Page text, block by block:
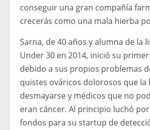
conseguir una gran compañía
crecerás como una mala hierba
Sarna, de 40 años y alumna de la
Under 30 en 2014, inició su
debido a sus propios problemas
quistes ováricos dolorosos que la
desmayarse y médicos que no
eran cáncer. Al principio luchó
fondos para su startup de